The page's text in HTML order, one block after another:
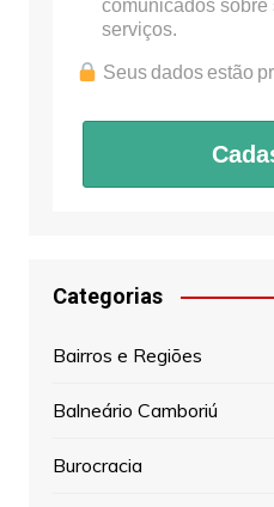
comunicados sobre
serviços.
Seus dados estão
Categorias
Bairros e Regiões
Balneário Camboriú
Burocracia